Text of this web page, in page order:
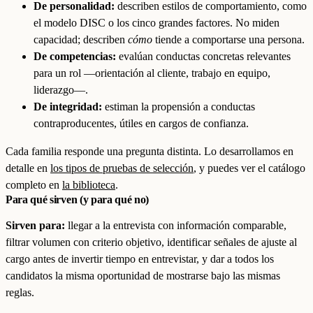
De personalidad: describen estilos de comportamiento, como
el modelo DISC o los cinco grandes factores. No miden
capacidad; describen cómo tiende a comportarse una persona.
De competencias: evalúan conductas concretas relevantes
para un rol —orientación al cliente, trabajo en equipo,
liderazgo—.
De integridad: estiman la propensión a conductas
contraproducentes, útiles en cargos de confianza.
Cada familia responde una pregunta distinta. Lo desarrollamos en
detalle en los tipos de pruebas de selección, y puedes ver el catálogo
completo en la biblioteca.
Para qué sirven (y para qué no)
Sirven para: llegar a la entrevista con información comparable,
filtrar volumen con criterio objetivo, identificar señales de ajuste al
cargo antes de invertir tiempo en entrevistar, y dar a todos los
candidatos la misma oportunidad de mostrarse bajo las mismas
reglas.